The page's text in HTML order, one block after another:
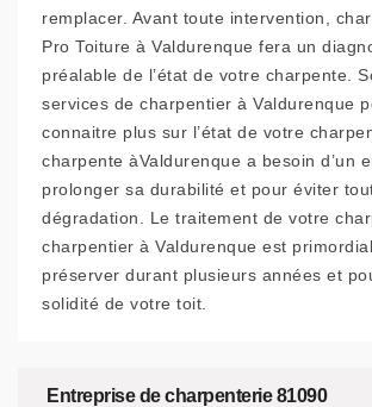
remplacer. Avant toute intervention,
Pro Toiture à Valdurenque fera un
préalable de l’état de votre charpente.
services de charpentier à Valdurenque
connaitre plus sur l’état de votre
charpente àValdurenque a besoin d’un
prolonger sa durabilité et pour éviter
dégradation. Le traitement de votre
charpentier à Valdurenque est
préserver durant plusieurs années et
solidité de votre toit.
Entreprise de charpenterie 81090